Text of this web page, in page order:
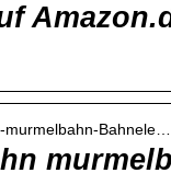
murmelbahn-Bahnele…